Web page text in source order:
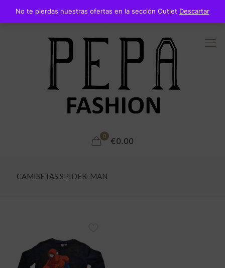
0 €0.00
CAMISETAS SPIDER-MAN
No te pierdas nuestras ofertas en la sección Outlet Descartar